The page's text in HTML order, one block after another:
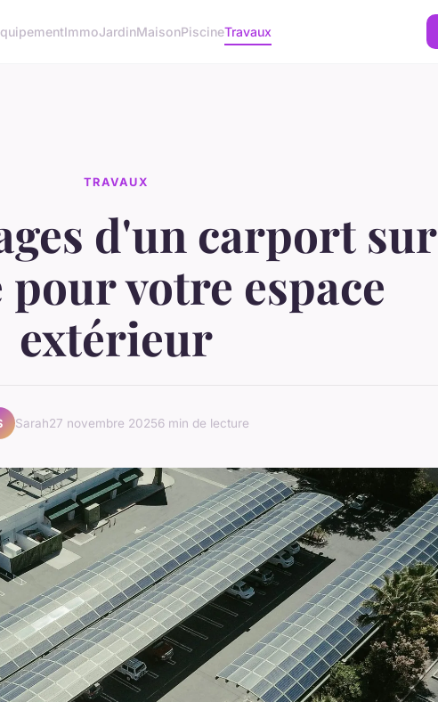
ImmoJardinMaisonPiscineTravaux
TRAVAUX
d'un carport sur
votre espace
extérieur
Sarah27 novembre 20256 min de lecture